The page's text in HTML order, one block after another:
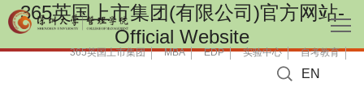
365英国上市集团(有限公司)官方网站-
Official Website
EN
365英国上市集团 MBA EDP 实验中心 自考教育